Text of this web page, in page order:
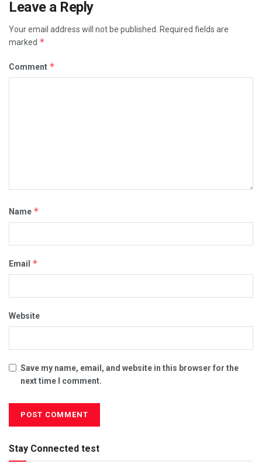
Leave a Reply
Your email address will not be published. Required fields are
marked *
Comment *
Name *
Email *
Website
Save my name, email, and website in this browser for the
next time I comment.
Stay Connected test